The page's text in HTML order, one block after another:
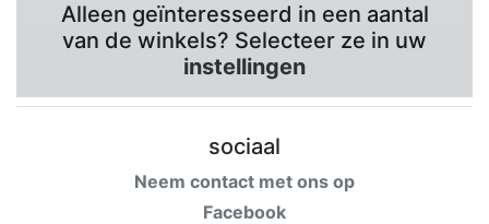
Alleen geïnteresseerd in een aantal
van de winkels? Selecteer ze in uw
instellingen
sociaal
Neem contact met ons op
Facebook